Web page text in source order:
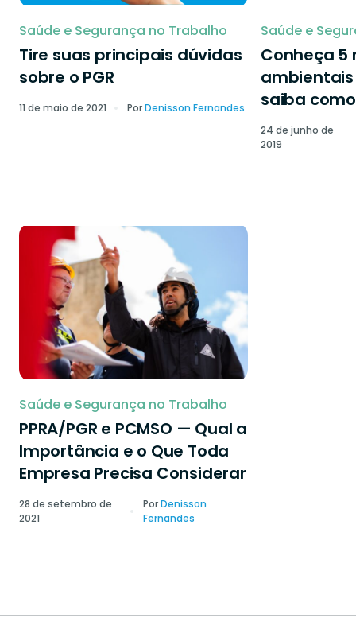
Saúde e Segurança no Trabalho
Tire suas principais dúvidas
sobre o PGR
11 de maio de 2021 PorDenisson Fernandes
Saúde e
Conheça 5
saiba
24 de junho de
2019
Saúde e Segurança no Trabalho
PPRA/PGR e PCMSO — Qual a
Importância e o Que Toda
Empresa Precisa Considerar
28 de setembro de
2021
PorDenisson
Fernandes